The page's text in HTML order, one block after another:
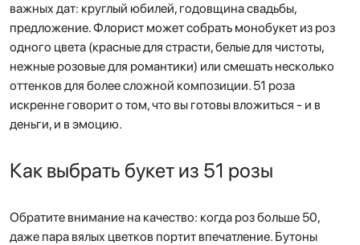
важных дат: круглый юбилей, годовщина свадьбы,
предложение. Флорист может собрать монобукет из роз
одного цвета (красные для страсти, белые для чистоты,
нежные розовые для романтики) или смешать несколько
оттенков для более сложной композиции. 51 роза
искренне говорит о том, что вы готовы вложиться - и в
деньги, и в эмоцию.
Как выбрать букет из 51 розы
Обратите внимание на качество: когда роз больше 50,
даже пара вялых цветков портит впечатление. Бутоны